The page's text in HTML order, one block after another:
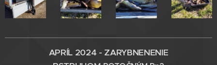
APRÍL 2024 - ZARYBNENENIE